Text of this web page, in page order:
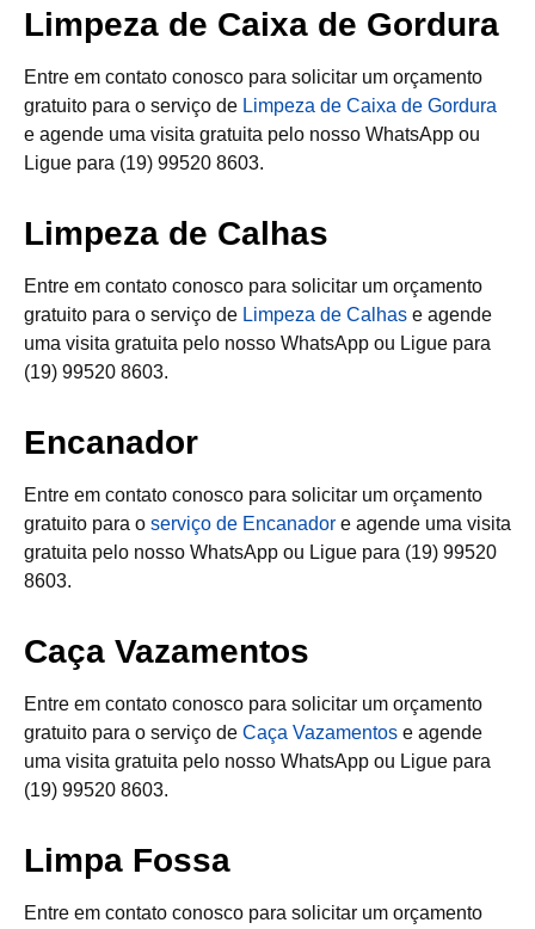
Limpeza de Caixa de Gordura
Entre em contato conosco para solicitar um orçamento
gratuito para o serviço de Limpeza de Caixa de Gordura
e agende uma visita gratuita pelo nosso WhatsApp ou
Ligue para (19) 99520 8603.
Limpeza de Calhas
Entre em contato conosco para solicitar um orçamento
gratuito para o serviço de Limpeza de Calhas e agende
uma visita gratuita pelo nosso WhatsApp ou Ligue para
(19) 99520 8603.
Encanador
Entre em contato conosco para solicitar um orçamento
gratuito para o serviço de Encanador e agende uma visita
gratuita pelo nosso WhatsApp ou Ligue para (19) 99520
8603.
Caça Vazamentos
Entre em contato conosco para solicitar um orçamento
gratuito para o serviço de Caça Vazamentos e agende
uma visita gratuita pelo nosso WhatsApp ou Ligue para
(19) 99520 8603.
Limpa Fossa
Entre em contato conosco para solicitar um orçamento